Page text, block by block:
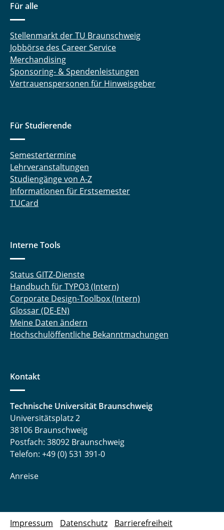
Für alle
Stellenmarkt der TU Braunschweig
Jobbörse des Career Service
Merchandising
Sponsoring- & Spendenleistungen
Vertrauenspersonen für Hinweisgeber
Für Studierende
Semestertermine
Lehrveranstaltungen
Studiengänge von A-Z
Informationen für Erstsemester
TUCard
Interne Tools
Status GITZ-Dienste
Handbuch für TYPO3 (Intern)
Corporate Design-Toolbox (Intern)
Glossar (DE-EN)
Meine Daten ändern
Hochschulöffentliche Bekanntmachungen
Kontakt
Technische Universität Braunschweig
Universitätsplatz 2
38106 Braunschweig
Postfach: 38092 Braunschweig
Telefon: +49 (0) 531 391-0
Anreise
Impressum Datenschutz Barrierefreiheit